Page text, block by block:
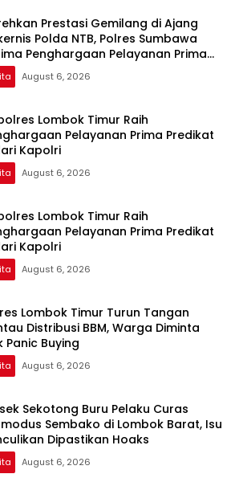
Prestasi Gemilang di Ajang
Polda NTB, Polres Sumbawa
Penghargaan Pelayanan Prima
August 6, 2026
Lombok Timur Raih
Pelayanan Prima Predikat
Kapolri
August 6, 2026
Lombok Timur Raih
Pelayanan Prima Predikat
Kapolri
August 6, 2026
Lombok Timur Turun Tangan
Distribusi BBM, Warga Diminta
Panic Buying
August 6, 2026
Sekotong Buru Pelaku Curas
Sembako di Lombok Barat, Isu
Dipastikan Hoaks
August 6, 2026